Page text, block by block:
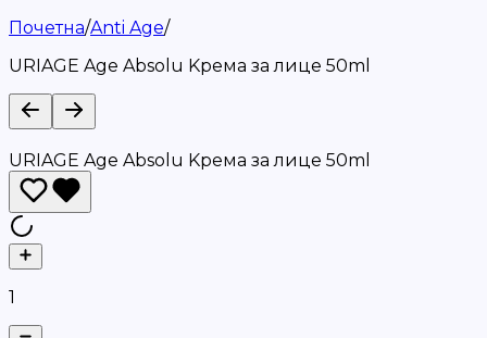
Почетна/Anti Age/
URIAGE Age Absolu Kремa за лице 50ml
URIAGE Age Absolu Kремa за лице 50ml
1